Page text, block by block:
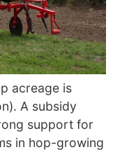
acreage is
A subsidy
support for
in hop-growing